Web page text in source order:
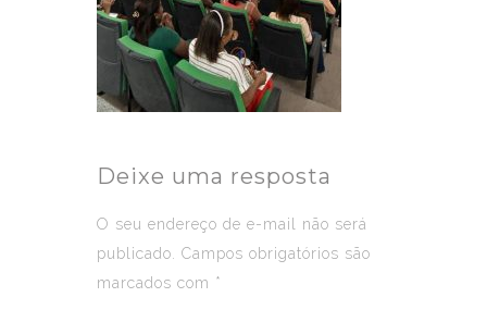
Deixe uma resposta
O seu endereço de e-mail não será
publicado.
Campos obrigatórios são
marcados com *